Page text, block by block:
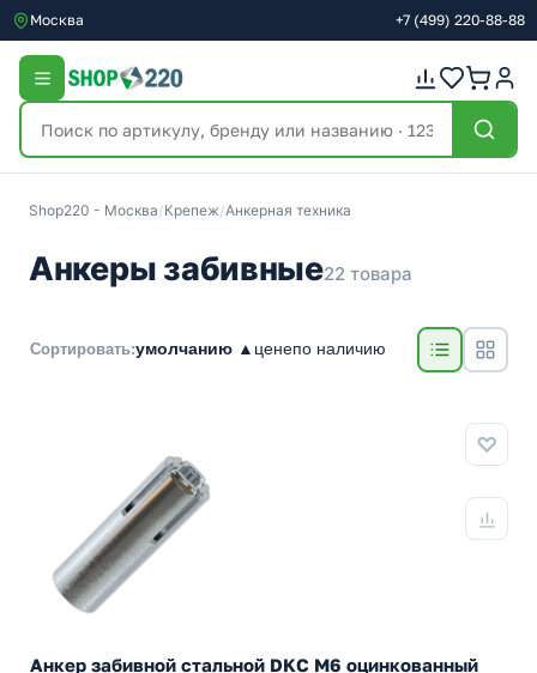
Москва +7 (499) 220-88-88
Shop220 - Москва/Крепеж/Анкерная техника
Анкеры забивные22 товара
Сортировать:умолчанию ▲ ценепо наличию
Анкер забивной стальной DKC М6 оцинкованный